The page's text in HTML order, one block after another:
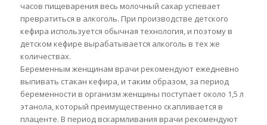
часов пищеварения весь молочный сахар успевает
превратиться в алкоголь. При производстве детского
кефира используется обычная технология, и поэтому в
детском кефире вырабатывается алкоголь в тех же
количествах.
Беременным женщинам врачи рекомендуют ежедневно
выпивать стакан кефира, и таким образом, за период
беременности в организм женщины поступает около 1,5 л
этанола, который преимущественно скапливается в
плаценте. В период вскармливания врачи рекомендуют